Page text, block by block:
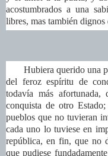
acostumbrados a una
libres, mas también dignos
Hubiera querido una
del feroz espíritu de
todavía más
conquista de otro
pueblos que no tuvieran
cada uno lo tuviese en
república, en fin, que no
que pudiese